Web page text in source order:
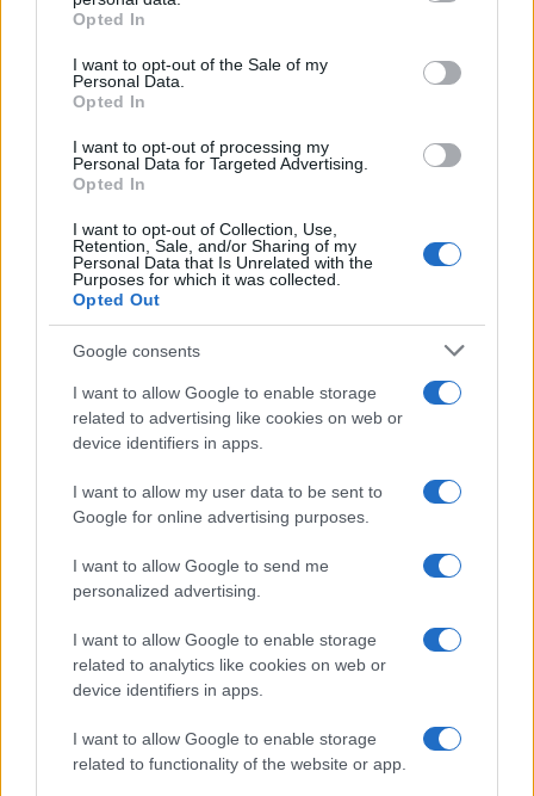
grant or deny consent to Google and its third-party tags to
use your data for below specified purposes in below Google
consent section.
Opted In
I want to opt-out of the Sale of my
Personal Data.
Opted In
I want to opt-out of processing my
Personal Data for Targeted Advertising.
Opted In
I want to opt-out of Collection, Use,
Retention, Sale, and/or Sharing of my
Personal Data that Is Unrelated with the
Purposes for which it was collected.
Opted Out
Google consents
I want to allow Google to enable storage
related to advertising like cookies on web or
device identifiers in apps.
I want to allow my user data to be sent to
Google for online advertising purposes.
I want to allow Google to send me
personalized advertising.
I want to allow Google to enable storage
related to analytics like cookies on web or
device identifiers in apps.
I want to allow Google to enable storage
related to functionality of the website or app.
Dalla draisina al Tour de France: la storia
del ciclismo tra mito e politica
Un viaggio attraverso la storia del ciclismo, dalle prime
biciclette ai grandi campioni, passando per eventi politici e
sociali che hanno segnato…
Ilaria Mauri · 20 Lug 2026
BASKET
Luka Doncic e i rinforzi dei Lakers: ecco la
nuova squadra per la prossima stagione